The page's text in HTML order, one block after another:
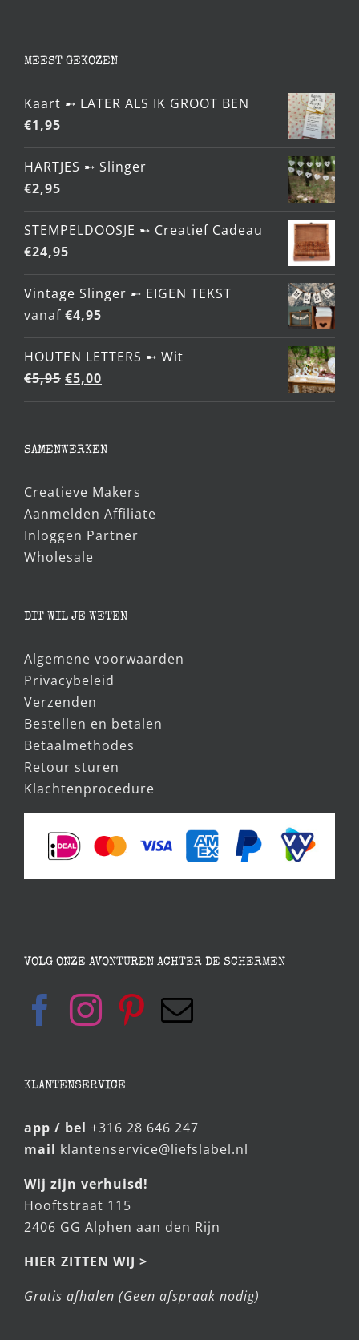
MEEST GEKOZEN
Kaart ➸ LATER ALS IK GROOT BEN
€1,95
HARTJES ➸ Slinger
€2,95
STEMPELDOOSJE ➸ Creatief Cadeau
€24,95
Vintage Slinger ➸ EIGEN TEKST
vanaf €4,95
HOUTEN LETTERS ➸ Wit
€5,95 Oorspronkelijke
prijs
€5,95.
€5,00
prijs
€5,00.
SAMENWERKEN
Creatieve Makers
Aanmelden Affiliate
Inloggen Partner
Wholesale
DIT WIL JE WETEN
Algemene voorwaarden
Privacybeleid
Verzenden
Bestellen en betalen
Betaalmethodes
Retour sturen
Klachtenprocedure
VOLG ONZE AVONTUREN ACHTER DE SCHERMEN
KLANTENSERVICE
app / bel +316 28 646 247
mail klantenservice@liefslabel.nl
Wij zijn verhuisd!
Hooftstraat 115
2406 GG Alphen aan den Rijn
HIER ZITTEN WIJ >
Gratis afhalen (Geen afspraak nodig)